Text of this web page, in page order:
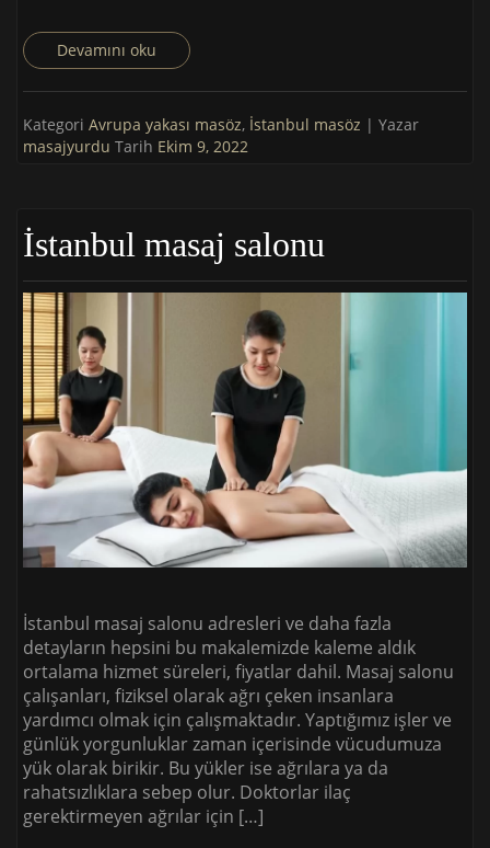
Devamını oku
Kategori Avrupa yakası masöz, İstanbul masöz | Yazar
masajyurdu Tarih Ekim 9, 2022
İstanbul masaj salonu
İstanbul masaj salonu adresleri ve daha fazla
detayların hepsini bu makalemizde kaleme aldık
ortalama hizmet süreleri, fiyatlar dahil. Masaj salonu
çalışanları, fiziksel olarak ağrı çeken insanlara
yardımcı olmak için çalışmaktadır. Yaptığımız işler ve
günlük yorgunluklar zaman içerisinde vücudumuza
yük olarak birikir. Bu yükler ise ağrılara ya da
rahatsızlıklara sebep olur. Doktorlar ilaç
gerektirmeyen ağrılar için […]